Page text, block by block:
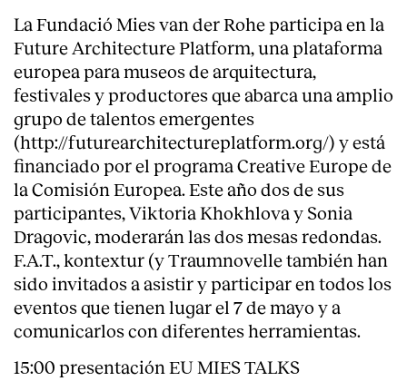
La Fundació Mies van der Rohe participa en la
Future Architecture Platform, una plataforma
europea para museos de arquitectura,
festivales y productores que abarca una amplio
grupo de talentos emergentes
(http://futurearchitectureplatform.org/) y está
financiado por el programa Creative Europe de
la Comisión Europea. Este año dos de sus
participantes, Viktoria Khokhlova y Sonia
Dragovic, moderarán las dos mesas redondas.
F.A.T.,kontextur (yTraumnovelletambién han
sido invitados a asistir y participar en todos los
eventos que tienen lugar el 7 de mayo y a
comunicarlos con diferentes herramientas.
15:00 presentación EU MIES TALKS